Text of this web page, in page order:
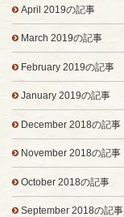
April 2019の記事
March 2019の記事
February 2019の記事
January 2019の記事
December 2018の記事
November 2018の記事
October 2018の記事
September 2018の記事